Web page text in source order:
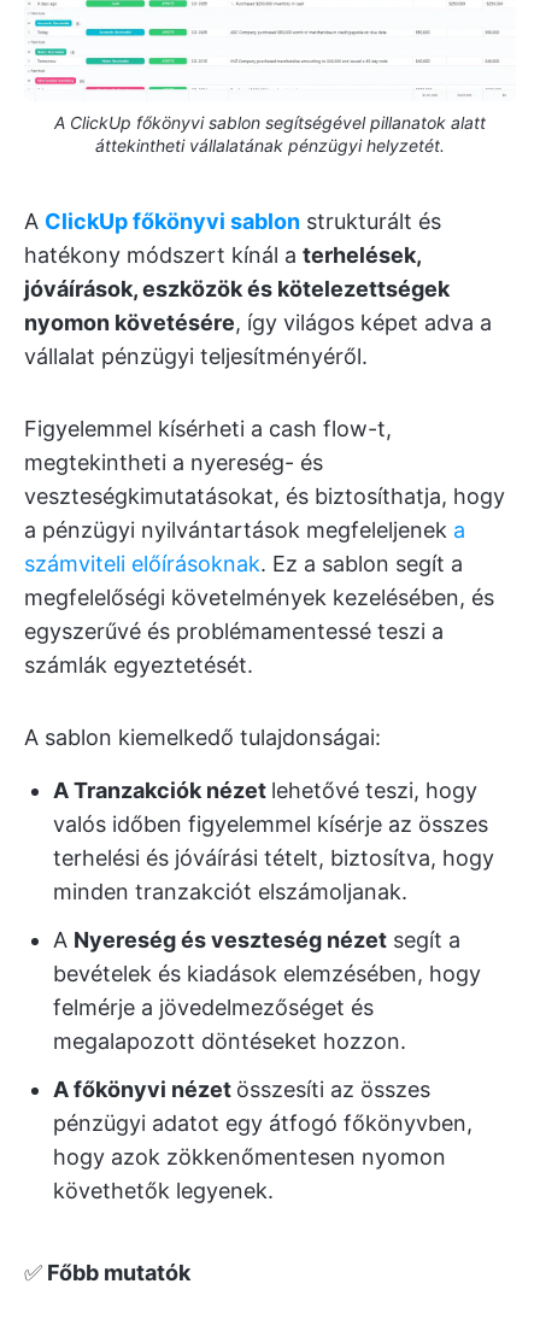
A ClickUp főkönyvi sablon segítségével pillanatok alatt
áttekintheti vállalatának pénzügyi helyzetét.
A ClickUp főkönyvi sablon strukturált és
hatékony módszert kínál a terhelések,
jóváírások, eszközök és kötelezettségek
nyomon követésére, így világos képet adva a
vállalat pénzügyi teljesítményéről.
Figyelemmel kísérheti a cash flow-t,
megtekintheti a nyereség- és
veszteségkimutatásokat, és biztosíthatja, hogy
a pénzügyi nyilvántartások megfeleljenek a
számviteli előírásoknak. Ez a sablon segít a
megfelelőségi követelmények kezelésében, és
egyszerűvé és problémamentessé teszi a
számlák egyeztetését.
A sablon kiemelkedő tulajdonságai:
A Tranzakciók nézet lehetővé teszi, hogy
valós időben figyelemmel kísérje az összes
terhelési és jóváírási tételt, biztosítva, hogy
minden tranzakciót elszámoljanak.
A Nyereség és veszteség nézet segít a
bevételek és kiadások elemzésében, hogy
felmérje a jövedelmezőséget és
megalapozott döntéseket hozzon.
A főkönyvi nézet összesíti az összes
pénzügyi adatot egy átfogó főkönyvben,
hogy azok zökkenőmentesen nyomon
követhetők legyenek.
✅ Főbb mutatók